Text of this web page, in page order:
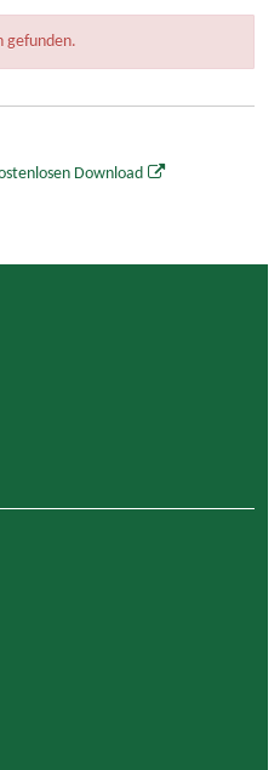
gefunden.
Download